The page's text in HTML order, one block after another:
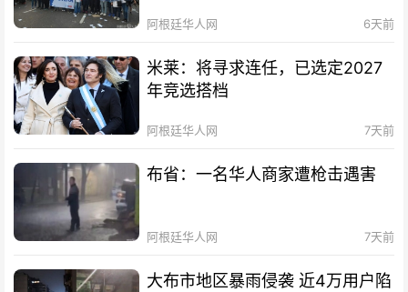
阿根廷华人网 6天前
米莱：将寻求连任，已选定2027
年竞选搭档
阿根廷华人网 7天前
布省：一名华人商家遭枪击遇害
阿根廷华人网 7天前
大布市地区暴雨侵袭 近4万用户陷